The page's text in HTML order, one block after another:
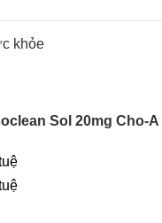
khỏe
Sol 20mg Cho-